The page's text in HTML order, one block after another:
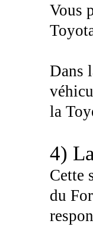
Vous
Dans
la
4)
Cette
du